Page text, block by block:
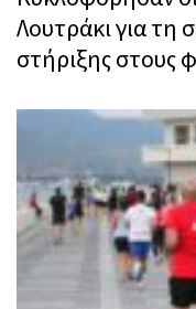
Λουτράκι για τη
στήριξης στους